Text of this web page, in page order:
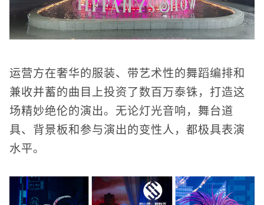
运营方在奢华的服装、带艺术性的舞蹈编排和
兼收并蓄的曲目上投资了数百万泰铢，打造这
场精妙绝伦的演出。无论灯光音响，舞台道
具、背景板和参与演出的变性人，都极具表演
水平。